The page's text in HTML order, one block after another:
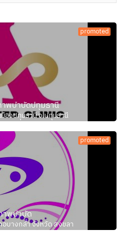
promoted
พบำบัดปทุมธานี
องปทุมธานี จ.ปทุมธานี
promoted
าพบำบัด
อบางกล่ำ จังหวัด สงขลา